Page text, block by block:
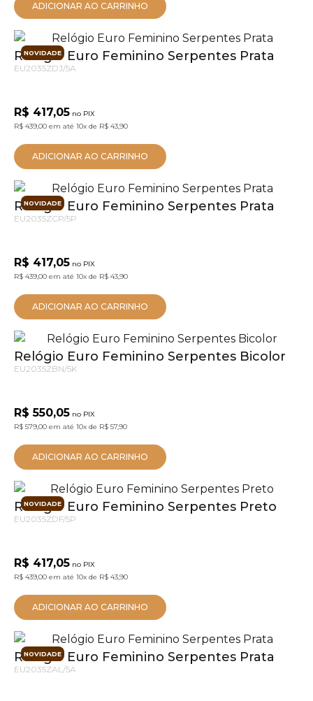
ADICIONAR AO CARRINHO
NOVIDADE
Relógio Euro Feminino Serpentes Prata
EU2035ZDJ/5A
R$ 417,05 no PIX
R$ 439,00 em até 10x de R$ 43,90
ADICIONAR AO CARRINHO
NOVIDADE
Relógio Euro Feminino Serpentes Prata
EU2035ZCP/5P
R$ 417,05 no PIX
R$ 439,00 em até 10x de R$ 43,90
ADICIONAR AO CARRINHO
Relógio Euro Feminino Serpentes Bicolor
EU2035ZBN/5K
R$ 550,05 no PIX
R$ 579,00 em até 10x de R$ 57,90
ADICIONAR AO CARRINHO
NOVIDADE
Relógio Euro Feminino Serpentes Preto
EU2035ZDF/5P
R$ 417,05 no PIX
R$ 439,00 em até 10x de R$ 43,90
ADICIONAR AO CARRINHO
NOVIDADE
Relógio Euro Feminino Serpentes Prata
EU2035ZAL/5A